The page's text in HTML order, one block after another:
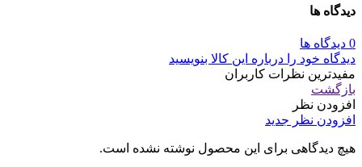
دیدگاه ها
0 دیدگاه ها
دیدگاه خود را درباره این کالا بنویسید
مفیدترین نظرات کاربران
بازگشت
افزودن نظر
افزودن نظر جدید
هیچ دیدگاهی برای این محصول نوشته نشده است.